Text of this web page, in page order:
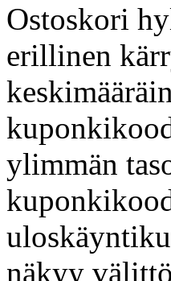
Ostoskori
erillinen
ylimmän
näkyy